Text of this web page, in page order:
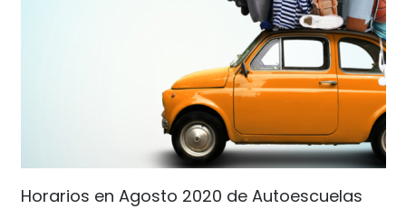
Horarios en Agosto 2020 de Autoescuelas